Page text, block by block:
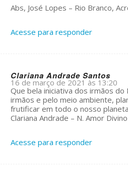
Abs, José Lopes – Rio Branco,
Acesse para responder
Clariana Andrade Santos
s
16 de março de 2021 às 13:20
Que bela iniciativa dos irmãos
irmãos e pelo meio ambiente,
frutificar em todo o nosso
Clariana Andrade – N. Amor
Acesse para responder